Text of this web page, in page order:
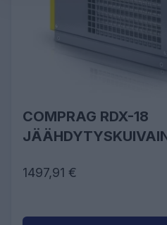
COMPRAG RDX-18
1497,91 €